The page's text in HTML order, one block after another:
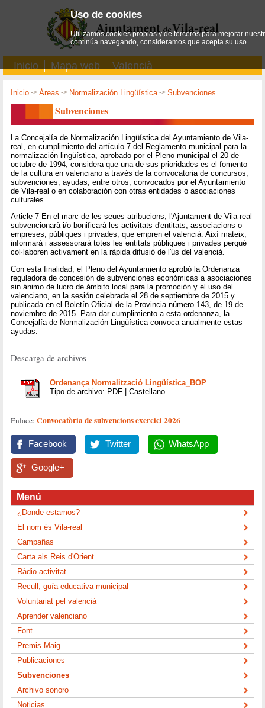
Inicio Mapa web Valencià
Inicio ->Áreas -> Normalización Lingüística->Subvenciones
Subvenciones
La Concejalía de Normalización Lingüística del Ayuntamiento de Vila-
real, en cumplimiento del artículo 7 del Reglamento municipal para la
normalización lingüística, aprobado por el Pleno municipal el 20 de
octubre de 1994, considera que una de sus prioridades es el fomento
de la cultura en valenciano a través de la convocatoria de concursos,
subvenciones, ayudas, entre otros, convocados por el Ayuntamiento
de Vila-real o en colaboración con otras entidades o asociaciones
culturales.
Article 7 En el marc de les seues atribucions, l'Ajuntament de Vila-real
subvencionarà i/o bonificarà les activitats d'entitats, associacions o
empreses, públiques i privades, que empren el valencià. Així mateix,
informarà i assessorarà totes les entitats públiques i privades perquè
col·laboren activament en la ràpida difusió de l'ús del valencià.
Con esta finalidad, el Pleno del Ayuntamiento aprobó la Ordenanza
reguladora de concesión de subvenciones económicas a asociaciones
sin ánimo de lucro de ámbito local para la promoción y el uso del
valenciano, en la sesión celebrada el 28 de septiembre de 2015 y
publicada en el Boletín Oficial de la Provincia número 143, de 19 de
noviembre de 2015. Para dar cumplimiento a esta ordenanza, la
Concejalía de Normalización Lingüística convoca anualmente estas
ayudas.
Descarga de archivos
Ordenança Normalització Lingüística_BOP
Tipo de archivo: PDF | Castellano
Enlace:Convocatòria de subvencions exercici 2026
Facebook Twitter WhatsApp
Google+
Menú
¿Donde estamos?
El nom és Vila-real
Campañas
Carta als Reis d'Orient
Ràdio-activitat
Recull, guía educativa municipal
Voluntariat pel valencià
Aprender valenciano
Font
Premis Maig
Publicaciones
Subvenciones
Archivo sonoro
Noticias
Uso de cookies
Utilizamos cookies propias y de terceros para mejorar
continúa navegando, consideramos que acepta su uso.